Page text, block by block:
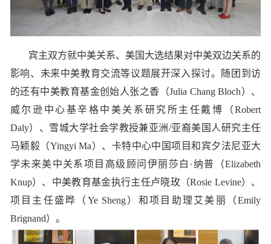
宾主双方就中美关系、美国大选结果对中美双边关系的
影响、未来中美教育交流等议题展开深入探讨。随团到访
的还有中美教育基金创始人张之香（Julia Chang Bloch）、
威尔逊中心基辛格中美关系研究所主任戴博（Robert
Daly）、雪城大学社会学教授兼亚洲/亚裔美国人研究主任
马颖毅（Yingyi Ma）、卡特中心中国项目和宾夕法尼亚大
学未来美中关系项目高级顾问伊丽莎白 ·纳普（Elizabeth
Knup）、中美教育基金执行主任卢晓玫（Rosie Levine）、
项目主任盛晔（ Ye Sheng）和项目助理艾美丽（Emily
Brignand）。